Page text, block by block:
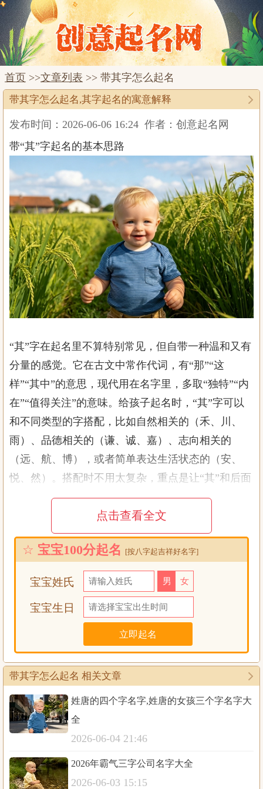
首页 >>文章列表 >> 带其字怎么起名
带其字怎么起名,其字起名的寓意解释
发布时间：2026-06-06 16:24 作者：创意起名网
带“其”字起名的基本思路
“其”字在起名里不算特别常见，但自带一种温和又有
分量的感觉。它在古文中常作代词，有“那”“这
样”“其中”的意思，现代用在名字里，多取“独特”“内
在”“值得关注”的意味。给孩子起名时，“其”字可以
和不同类型的字搭配，比如自然相关的（禾、川、
雨）、品德相关的（谦、诚、嘉）、志向相关的
（远、航、博），或者简单表达生活状态的（安、
悦、然）。搭配时不用太复杂，重点是让“其”和后面
的字组合起来顺口，意思也清晰，比如男孩可以配硬
朗点的字，女孩配柔和点的字，中性名字则兼顾两
者，这样起出来的名字既有辨识度，又不会显得刻
意。
30个带“其”字的名字及解释
“其”有“这样”的意思，“安”是平安、安稳。这个名字
简单直接，就是希望孩子能过上安稳的生活，少些波
折，内心踏实，像小树苗一样稳稳扎根，慢慢长大。
“其”在这里有“其中”的意味，“悦”是快乐、愉悦。名
字想表达“在生活的点滴中找到快乐”，希望孩子是个
点击查看全文
☆ 宝宝100分起名 [按八字起吉祥好名字]
宝宝姓氏 男 女
宝宝生日
带其字怎么起名 相关文章
姓唐的四个字名字,姓唐的女孩三个字名字大
全
2026-06-04 21:46
2026年霸气三字公司名字大全
2026-06-03 15:15